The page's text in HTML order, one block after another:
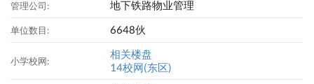
管理公司: 地下铁路物业管理
单位数目: 6648伙
小学校网:
相关楼盘
14校网(东区)